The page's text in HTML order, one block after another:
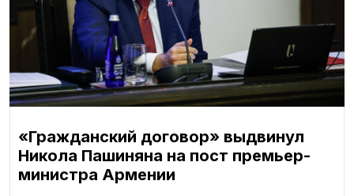
«Гражданский договор» выдвинул
Никола Пашиняна на пост премьер-
министра Армении